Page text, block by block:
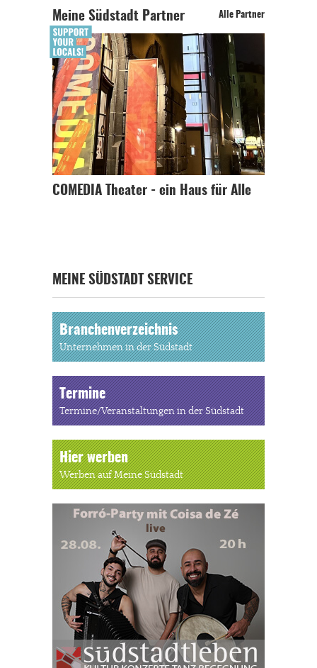
Meine Südstadt Partner Alle Partner
COMEDIA Theater - ein Haus für Alle
MEINE SÜDSTADT SERVICE
Branchenverzeichnis
Unternehmen in der Südstadt
Termine
Termine/Veranstaltungen in der Südstadt
Hier werben
Werben auf Meine Südstadt